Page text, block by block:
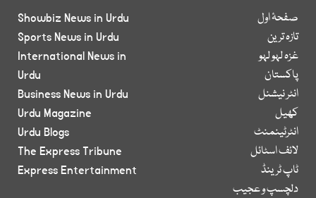
صفحۂ اول
تازہ ترین
غزہ لہو لہو
پاکستان
انٹر نیشنل
کھیل
انٹرٹینمنٹ
لائف اسٹائل
ٹاپ ٹرینڈ
دلچسپ و عجیب
Showbiz News in Urdu
Sports News in Urdu
International News in
Urdu
Business News in Urdu
Urdu Magazine
Urdu Blogs
The Express Tribune
Express Entertainment